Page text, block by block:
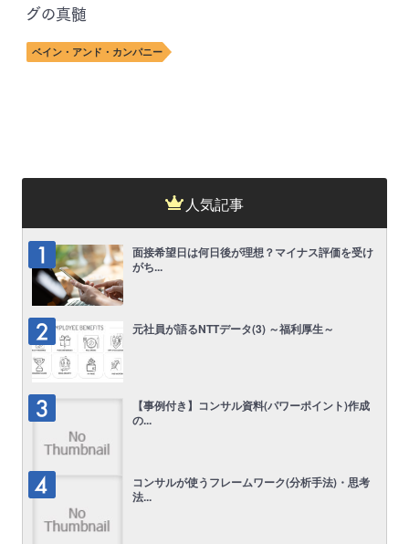
グの真髄
ベイン・アンド・カンパニー
人気記事
面接希望日は何日後が理想？マイナス評価を受け
がち...
元社員が語るNTTデータ(3) ～福利厚生～
【事例付き】コンサル資料(パワーポイント)作成
の...
コンサルが使うフレームワーク(分析手法)・思考
法...